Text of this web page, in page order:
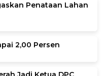
Penataan Lahan
2,00 Persen